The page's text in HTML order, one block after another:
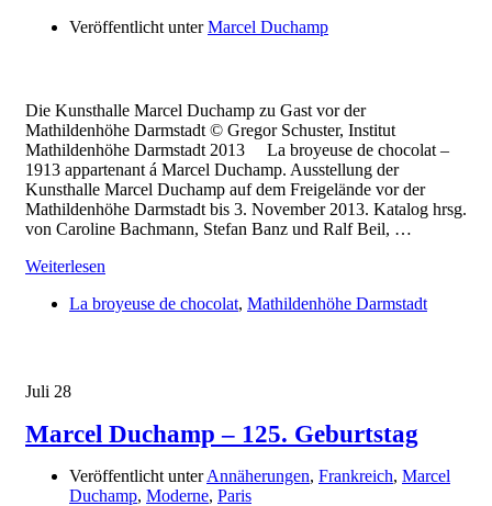
Veröffentlicht unterMarcel Duchamp
Die Kunsthalle Marcel Duchamp zu Gast vor der
Mathildenhöhe Darmstadt © Gregor Schuster, Institut
Mathildenhöhe Darmstadt 2013 La broyeuse de chocolat –
1913 appartenant á Marcel Duchamp. Ausstellung der
Kunsthalle Marcel Duchamp auf dem Freigelände vor der
Mathildenhöhe Darmstadt bis 3. November 2013. Katalog hrsg.
von Caroline Bachmann, Stefan Banz und Ralf Beil, …
Weiterlesen
La broyeuse de chocolat, Mathildenhöhe Darmstadt
Juli 28
Marcel Duchamp – 125. Geburtstag
Veröffentlicht unterAnnäherungen, Frankreich, Marcel
Duchamp, Moderne, Paris